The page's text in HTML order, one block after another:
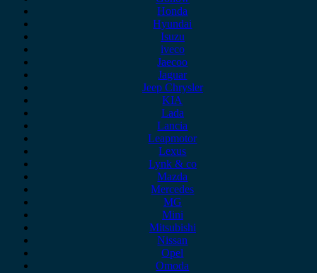
Honda
Hyundai
Isuzu
iveco
Jaecoo
Jaguar
Jeep Chrysler
KIA
Lada
Lancia
Leapmotor
Lexus
Lynk & co
Mazda
Mercedes
MG
Mini
Mitsubishi
Nissan
Opel
Omoda